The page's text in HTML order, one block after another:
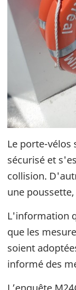
Le porte-
sécurisé et
collision.
une
L'information
que les
soient
informé des